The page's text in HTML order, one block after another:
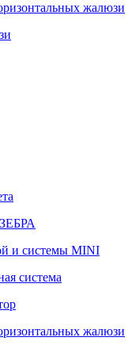
жалюзи
и системы MINI
система
жалюзи